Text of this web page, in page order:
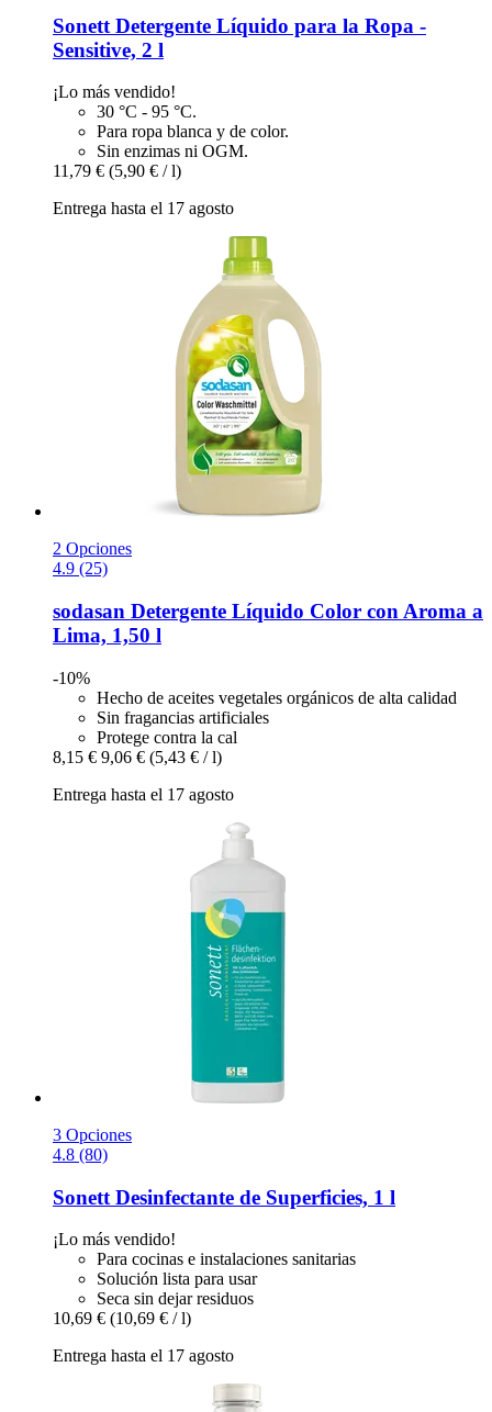
Sonett Detergente Líquido para la Ropa -​
Sensitive, 2 l
¡Lo más vendido!
30 °C - 95 °C.
Para ropa blanca y de color.
Sin enzimas ni OGM.
11,79 € (5,90 € / l)
Entrega hasta el 17 agosto
2 Opciones
4.9 (25)
sodasan Detergente Líquido Color con Aroma a
Lima, 1,50 l
-10%
Hecho de aceites vegetales orgánicos de alta calidad
Sin fragancias artificiales
Protege contra la cal
8,15 € 9,06 € (5,43 € / l)
Entrega hasta el 17 agosto
3 Opciones
4.8 (80)
Sonett Desinfectante de Superficies, 1 l
¡Lo más vendido!
Para cocinas e instalaciones sanitarias
Solución lista para usar
Seca sin dejar residuos
10,69 € (10,69 € / l)
Entrega hasta el 17 agosto